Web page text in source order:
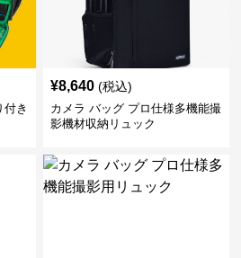
き
¥8,640 (税込)
カメラ バッグ プロ仕様多機能撮
影機材収納リュック